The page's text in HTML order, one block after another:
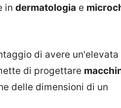
in dermatologia e
di avere un'elevata
di progettare
delle dimensioni di un